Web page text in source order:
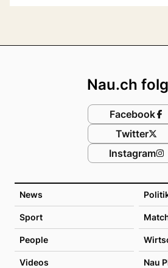
News
Sport
People
Videos Nau
Nau.ch
Facebook
Twitter
Instagram